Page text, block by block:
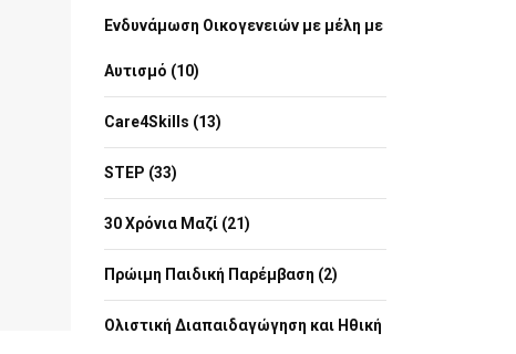
Ενδυνάμωση Οικογενειών με μέλη με
Αυτισμό (10)
Care4Skills (13)
STEP (33)
30 Χρόνια Μαζί (21)
Πρώιμη Παιδική Παρέμβαση (2)
Ολιστική Διαπαιδαγώγηση και Ηθική